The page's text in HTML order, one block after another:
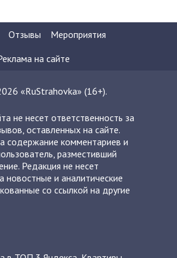
Отзывы
Мероприятия
на сайте
«RuStrahovka» (16+).
не несет ответственность за
оставленных на сайте.
содержание комментариев и
разместивший
Редакция не несет
новостные и аналитические
со ссылкой на другие